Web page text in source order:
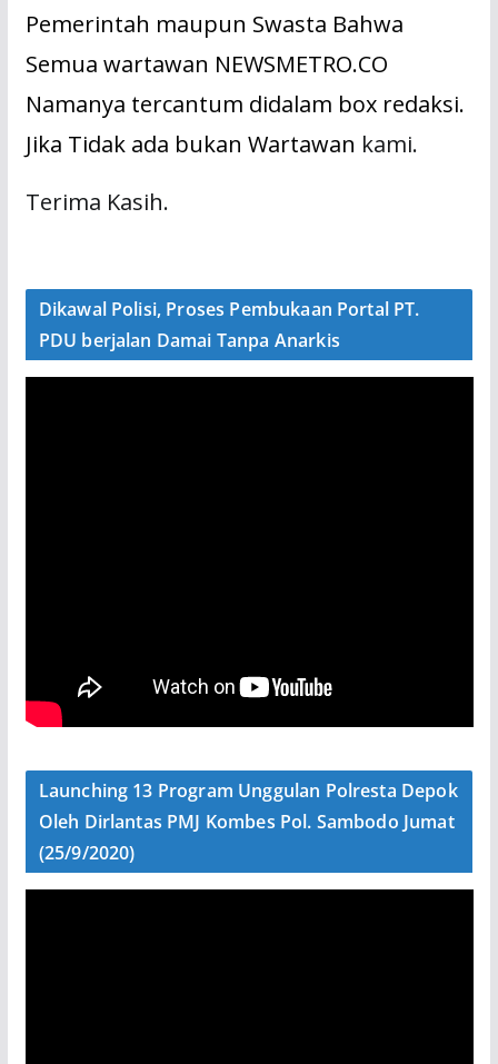
Pemerintah maupun Swasta Bahwa
Semua wartawan NEWSMETRO.CO
Namanya tercantum didalam box redaksi.
Jika Tidak ada bukan Wartawan kami.
Terima Kasih.
Dikawal Polisi, Proses Pembukaan Portal PT.
PDU berjalan Damai Tanpa Anarkis
Launching 13 Program Unggulan Polresta Depok
Oleh Dirlantas PMJ Kombes Pol. Sambodo Jumat
(25/9/2020)